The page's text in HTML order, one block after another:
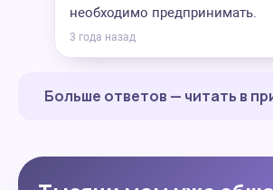
необходимо предпринимать.
3 года назад
Больше ответов — читать в